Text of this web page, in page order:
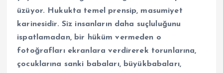
üzüyor. Hukukta temel prensip, masumiyet
karinesidir. Siz insanların daha suçluluğunu
ispatlamadan, bir hüküm vermeden o
fotoğrafları ekranlara verdirerek torunlarına,
çocuklarına sanki babaları, büyükbabaları,